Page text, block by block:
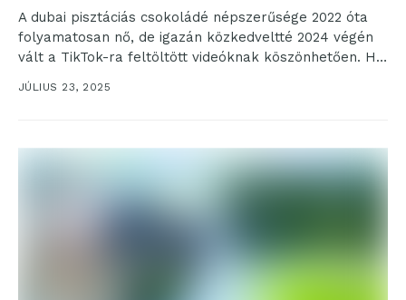
A dubai pisztáciás csokoládé népszerűsége 2022 óta
folyamatosan nő, de igazán közkedveltté 2024 végén
vált a TikTok-ra feltöltött videóknak köszönhetően. Ha
valaki szeretné,...
JÚLIUS 23, 2025